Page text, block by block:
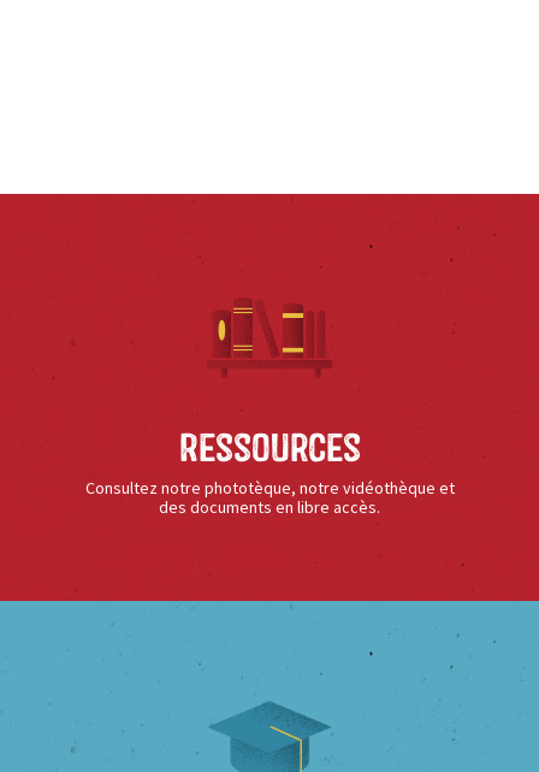
Ressources
Consultez notre phototèque, notre vidéothèque et
des documents en libre accès.